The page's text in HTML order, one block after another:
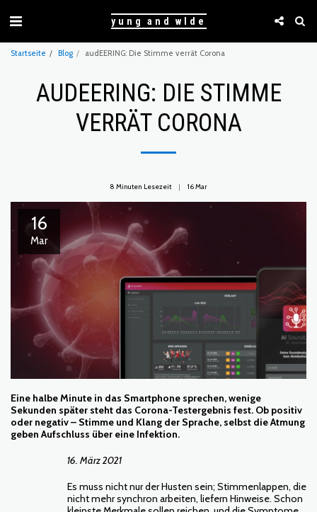
yung and wlde
Startseite Blog audEERING: Die Stimme verrät Corona
AUDEERING: DIE STIMME
VERRÄT CORONA
8 Minuten Lesezeit 16Mar
16
Mar
Eine halbe Minute in das Smartphone sprechen, wenige
Sekunden später steht das Corona-Testergebnis fest. Ob positiv
oder negativ – Stimme und Klang der Sprache, selbst die Atmung
geben Aufschluss über eine Infektion.
16. März 2021
Es muss nicht nur der Husten sein; Stimmenlappen, die
nicht mehr synchron arbeiten, liefern Hinweise. Schon